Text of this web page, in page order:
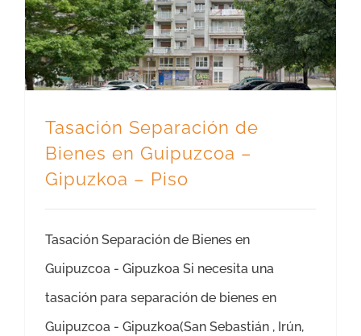
Tasación Separación de
Bienes en Guipuzcoa –
Gipuzkoa – Piso
Tasación Separación de Bienes en
Guipuzcoa - Gipuzkoa Si necesita una
tasación para separación de bienes en
Guipuzcoa - Gipuzkoa(San Sebastián , Irún,